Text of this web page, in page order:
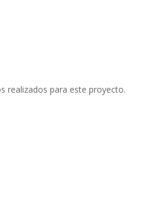
realizados para este proyecto.